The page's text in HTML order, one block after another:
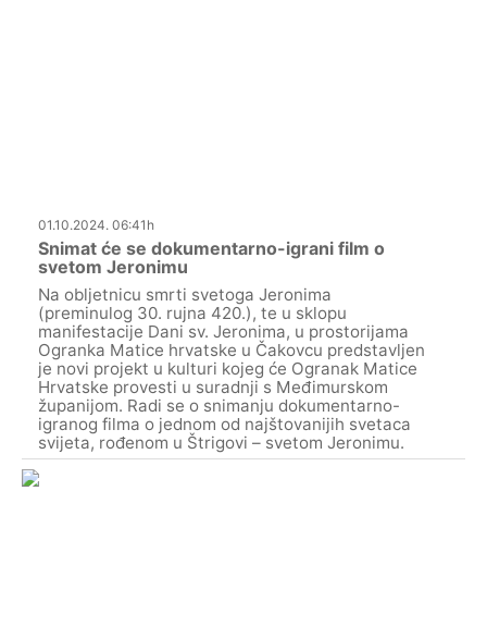
01.10.2024. 06:41h
Snimat će se dokumentarno-igrani film o
svetom Jeronimu
Na obljetnicu smrti svetoga Jeronima
(preminulog 30. rujna 420.), te u sklopu
manifestacije Dani sv. Jeronima, u prostorijama
Ogranka Matice hrvatske u Čakovcu predstavljen
je novi projekt u kulturi kojeg će Ogranak Matice
Hrvatske provesti u suradnji s Međimurskom
županijom. Radi se o snimanju dokumentarno-
igranog filma o jednom od najštovanijih svetaca
svijeta, rođenom u Štrigovi – svetom Jeronimu.